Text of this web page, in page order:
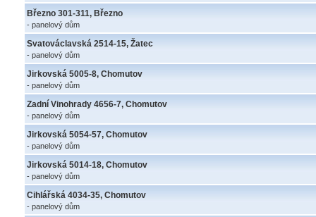
Březno 301-311, Březno
- panelový dům
Svatováclavská 2514-15, Žatec
- panelový dům
Jirkovská 5005-8, Chomutov
- panelový dům
Zadní Vinohrady 4656-7, Chomutov
- panelový dům
Jirkovská 5054-57, Chomutov
- panelový dům
Jirkovská 5014-18, Chomutov
- panelový dům
Cihlářská 4034-35, Chomutov
- panelový dům